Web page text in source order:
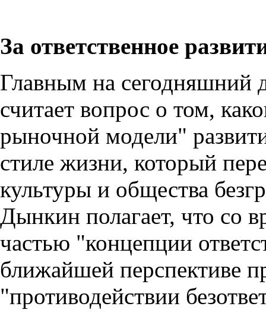
За ответственное
Главным на сегодняшний
считает вопрос о том,
рыночной модели"
стиле жизни, который
культуры и общества
Дынкин полагает, что со
частью "концепции
ближайшей перспективе
"противодействии